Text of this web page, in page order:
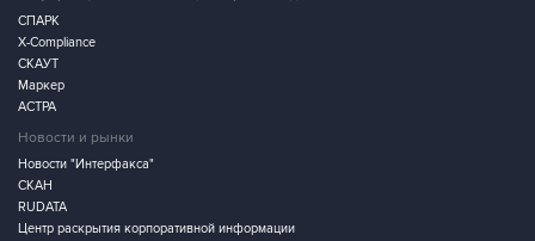
СПАРК
X-Compliance
СКАУТ
Маркер
АСТРА
Новости и рынки
Новости "Интерфакса"
СКАН
RUDATA
Центр раскрытия корпоративной информации